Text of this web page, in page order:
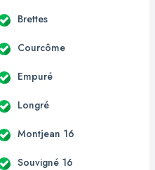
Brettes
Courcôme
Empuré
Longré
Montjean 16
Souvigné 16